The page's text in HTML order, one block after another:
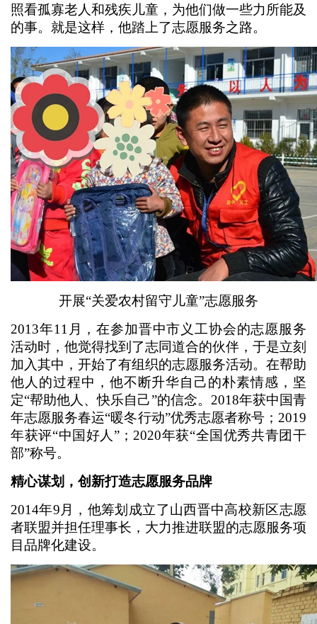
照看孤寡老人和残疾儿童，为他们做一些力所能及
的事。就是这样，他踏上了志愿服务之路。
开展“关爱农村留守儿童”志愿服务
2013年11月，在参加晋中市义工协会的志愿服务
活动时，他觉得找到了志同道合的伙伴，于是立刻
加入其中，开始了有组织的志愿服务活动。在帮助
他人的过程中，他不断升华自己的朴素情感，坚
定“帮助他人、快乐自己”的信念。2018年获中国青
年志愿服务春运“暖冬行动”优秀志愿者称号；2019
年获评“中国好人”；2020年获“全国优秀共青团干
部”称号。
精心谋划，创新打造志愿服务品牌
2014年9月，他筹划成立了山西晋中高校新区志愿
者联盟并担任理事长，大力推进联盟的志愿服务项
目品牌化建设。